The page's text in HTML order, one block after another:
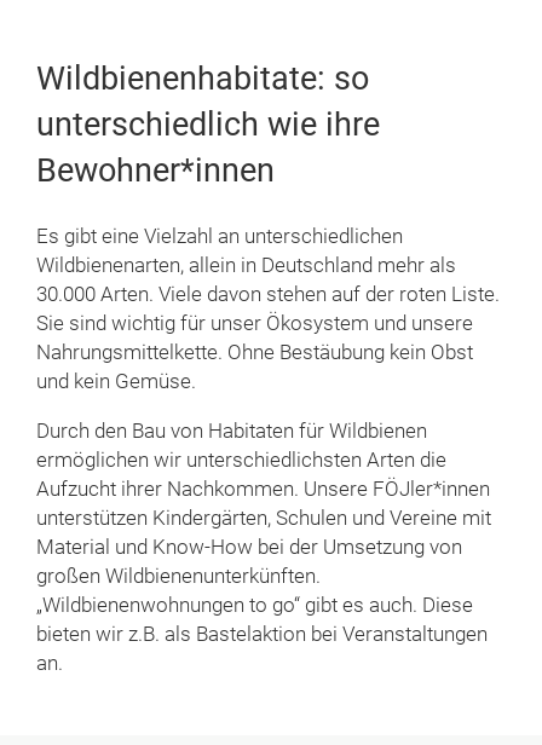
Wildbienenhabitate: so
unterschiedlich wie ihre
Bewohner*innen
Es gibt eine Vielzahl an unterschiedlichen
Wildbienenarten, allein in Deutschland mehr als
30.000 Arten. Viele davon stehen auf der roten Liste.
Sie sind wichtig für unser Ökosystem und unsere
Nahrungsmittelkette. Ohne Bestäubung kein Obst
und kein Gemüse.
Durch den Bau von Habitaten für Wildbienen
ermöglichen wir unterschiedlichsten Arten die
Aufzucht ihrer Nachkommen. Unsere FÖJler*innen
unterstützen Kindergärten, Schulen und Vereine mit
Material und Know-How bei der Umsetzung von
großen Wildbienenunterkünften.
„Wildbienenwohnungen to go“ gibt es auch. Diese
bieten wir z.B. als Bastelaktion bei Veranstaltungen
an.